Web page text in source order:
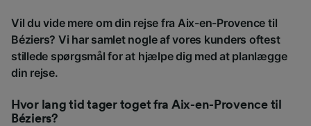
Vil du vide mere om din rejse fra Aix-en-Provence til
Béziers? Vi har samlet nogle af vores kunders oftest
stillede spørgsmål for at hjælpe dig med at planlægge
din rejse.
Hvor lang tid tager toget fra Aix-en-Provence til
Béziers?